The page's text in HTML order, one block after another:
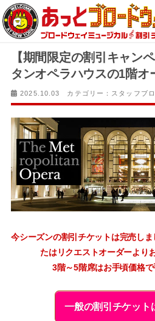
【期間限定の割引キャン
タンオペラハウスの1階オ
2025.10.03 カテゴリー： スタッフブ
今シーズンの割引チケットは完売し
たはリクエストオーダーより
3階～5階席はお手頃価格で
一般の割引チケット